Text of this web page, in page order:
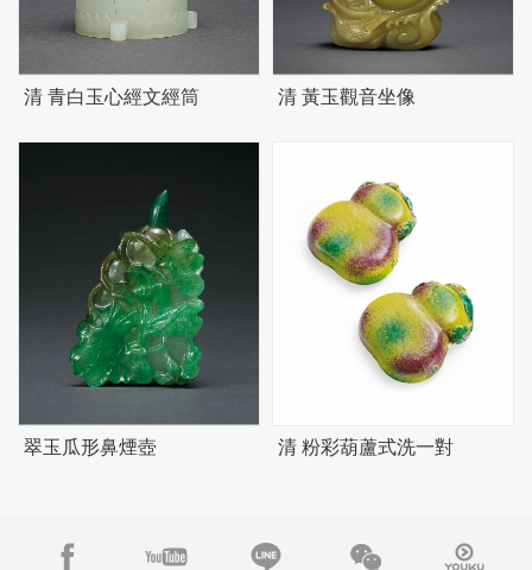
清 青白玉心經文經筒 清 黃玉觀音坐像
翠玉瓜形鼻煙壺 清 粉彩葫蘆式洗一對